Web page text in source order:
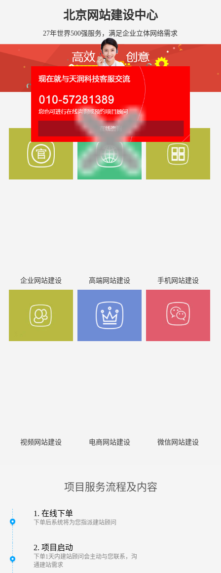
北京网站建设中心
27年世界500强服务，满足企业立体网络需求
全国网站建设服务
企业网站建设 高端网站建设 手机网站建设
视频网站建设 电商网站建设 微信网站建设
项目服务流程及内容
1. 在线下单
下单后系统将为您指派建站顾问
2. 项目启动
下单1天内建站顾问会主动与您联系，沟
通建站需求